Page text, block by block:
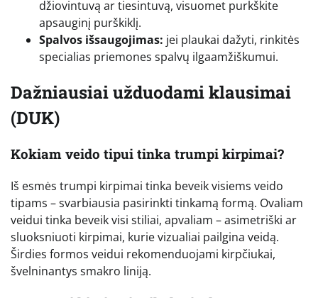
džiovintuvą ar tiesintuvą, visuomet purkškite
apsauginį purškiklį.
Spalvos išsaugojimas: jei plaukai dažyti, rinkitės
specialias priemones spalvų ilgaamžiškumui.
Dažniausiai užduodami klausimai
(DUK)
Kokiam veido tipui tinka trumpi kirpimai?
Iš esmės trumpi kirpimai tinka beveik visiems veido
tipams – svarbiausia pasirinkti tinkamą formą. Ovaliam
veidui tinka beveik visi stiliai, apvaliam – asimetriški ar
sluoksniuoti kirpimai, kurie vizualiai pailgina veidą.
Širdies formos veidui rekomenduojami kirpčiukai,
švelninantys smakro liniją.